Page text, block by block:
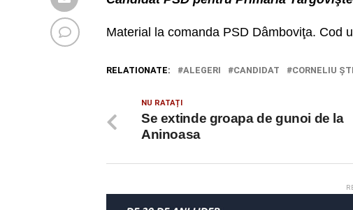
Material la comanda PSD Dâmboviţa. Cod
RELATIONATE: ALEGERI CANDIDAT CORNELIU
NU RATAȚI
Se extinde groapa de gunoi de la
Aninoasa